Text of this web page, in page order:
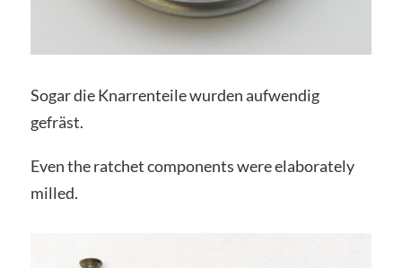
Sogar die Knarrenteile wurden aufwendig
gefräst.
Even the ratchet components were elaborately
milled.